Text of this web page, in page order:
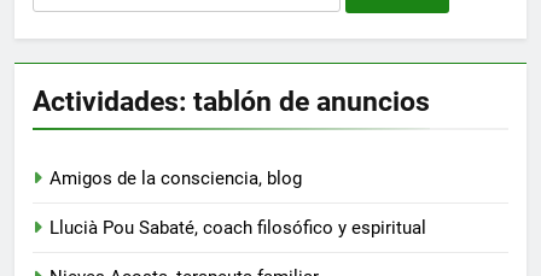
Actividades: tablón de anuncios
Amigos de la consciencia, blog
Llucià Pou Sabaté, coach filosófico y espiritual